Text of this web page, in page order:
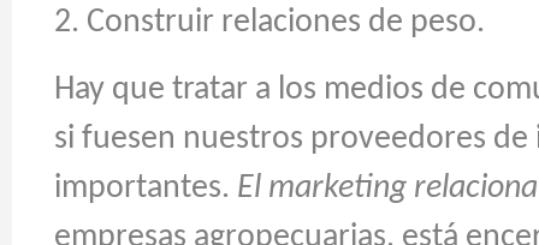
2. Construir relaciones de peso.
Hay que tratar a los medios de
si fuesen nuestros proveedores de
importantes. El marketing
empresas agropecuarias, está